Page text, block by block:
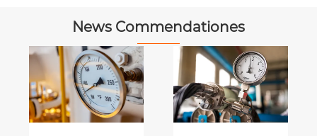
News Commendationes